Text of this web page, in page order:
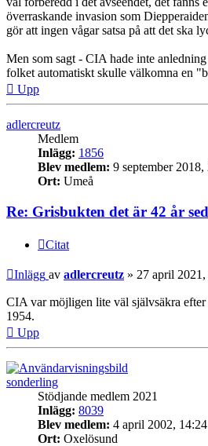
överraskande invasion som
gör att ingen vågar satsa på att det ska
Men som sagt - CIA hade inte
folket automatiskt skulle välkomna en
Upp
adlercreutz
Medlem
Inlägg: 1856
Blev medlem: 9 september 2018,
Ort: Umeå
Re: Grisbukten det är 42 år
Citat
Inlägg av adlercreutz » 27 april
CIA var möjligen lite väl självsäkra
1954.
Upp
sonderling
Stödjande medlem 2021
Inlägg: 8039
Blev medlem: 4 april 2002, 14:24
Ort: Oxelösund